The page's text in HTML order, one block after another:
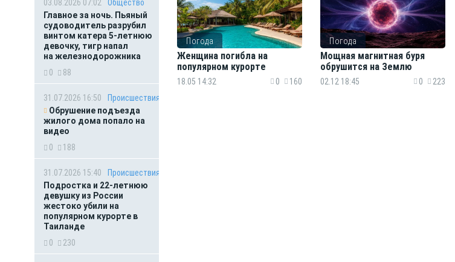
03.08.2026 07:02
Общество
Главное за ночь. Пьяный
судоводитель разрубил
винтом катера 5-летнюю
девочку, тигр напал
на железнодорожника
0
88
31.07.2026 16:50
Происшествия
Обрушение подъезда
жилого дома попало на
видео
0
188
31.07.2026 15:40
Происшествия
Подростка и 22-летнюю
девушку из России
жестоко убили на
популярном курорте в
Таиланде
0
230
Погода
Женщина погибла на
популярном курорте
18.05 14:32 0 160
Погода
Мощная магнитная буря
обрушится на Землю
02.12 18:45 0 223